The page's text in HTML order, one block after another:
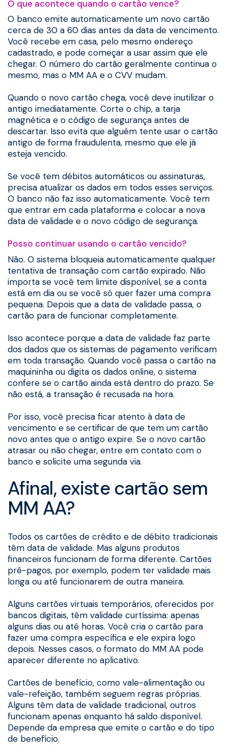
O que acontece quando o cartão vence?
O banco emite automaticamente um novo cartão
cerca de 30 a 60 dias antes da data de vencimento.
Você recebe em casa, pelo mesmo endereço
cadastrado, e pode começar a usar assim que ele
chegar. O número do cartão geralmente continua o
mesmo, mas o MM AA e o CVV mudam.
Quando o novo cartão chega, você deve inutilizar o
antigo imediatamente. Corte o chip, a tarja
magnética e o código de segurança antes de
descartar. Isso evita que alguém tente usar o cartão
antigo de forma fraudulenta, mesmo que ele já
esteja vencido.
Se você tem débitos automáticos ou assinaturas,
precisa atualizar os dados em todos esses serviços.
O banco não faz isso automaticamente. Você tem
que entrar em cada plataforma e colocar a nova
data de validade e o novo código de segurança.
Posso continuar usando o cartão vencido?
Não. O sistema bloqueia automaticamente qualquer
tentativa de transação com cartão expirado. Não
importa se você tem limite disponível, se a conta
está em dia ou se você só quer fazer uma compra
pequena. Depois que a data de validade passa, o
cartão para de funcionar completamente.
Isso acontece porque a data de validade faz parte
dos dados que os sistemas de pagamento verificam
em toda transação. Quando você passa o cartão na
maquininha ou digita os dados online, o sistema
confere se o cartão ainda está dentro do prazo. Se
não está, a transação é recusada na hora.
Por isso, você precisa ficar atento à data de
vencimento e se certificar de que tem um cartão
novo antes que o antigo expire. Se o novo cartão
atrasar ou não chegar, entre em contato com o
banco e solicite uma segunda via.
Afinal, existe cartão sem
MM AA?
Todos os cartões de crédito e de débito tradicionais
têm data de validade. Mas alguns produtos
financeiros funcionam de forma diferente. Cartões
pré-pagos, por exemplo, podem ter validade mais
longa ou até funcionarem de outra maneira.
Alguns cartões virtuais temporários, oferecidos por
bancos digitais, têm validade curtíssima: apenas
alguns dias ou até horas. Você cria o cartão para
fazer uma compra específica e ele expira logo
depois. Nesses casos, o formato do MM AA pode
aparecer diferente no aplicativo.
Cartões de benefício, como vale-alimentação ou
vale-refeição, também seguem regras próprias.
Alguns têm data de validade tradicional, outros
funcionam apenas enquanto há saldo disponível.
Depende da empresa que emite o cartão e do tipo
de benefício.